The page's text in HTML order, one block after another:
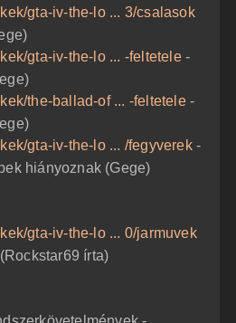
gta-iv-the-lo ... 3/csalasok
gta-iv-the-lo ... -feltetele-
the-ballad-of ... -feltetele-
gta-iv-the-lo ... /fegyverek-
hiányoznak (Gege)
gta-iv-the-lo ... 0/jarmuvek
írta)